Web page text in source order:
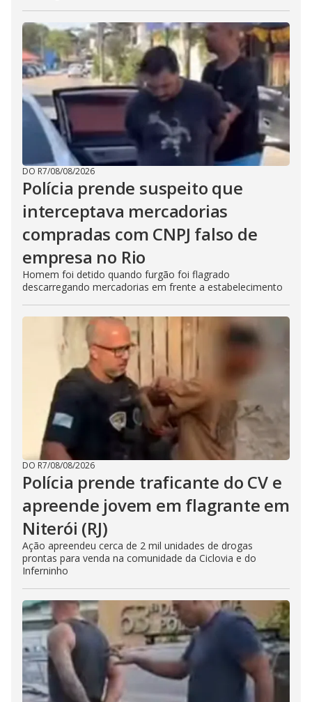
DO R7/08/08/2026
Polícia prende suspeito que
interceptava mercadorias
compradas com CNPJ falso de
empresa no Rio
Homem foi detido quando furgão foi flagrado
descarregando mercadorias em frente a estabelecimento
DO R7/08/08/2026
Polícia prende traficante do CV e
apreende jovem em flagrante em
Niterói (RJ)
Ação apreendeu cerca de 2 mil unidades de drogas
prontas para venda na comunidade da Ciclovia e do
Inferninho